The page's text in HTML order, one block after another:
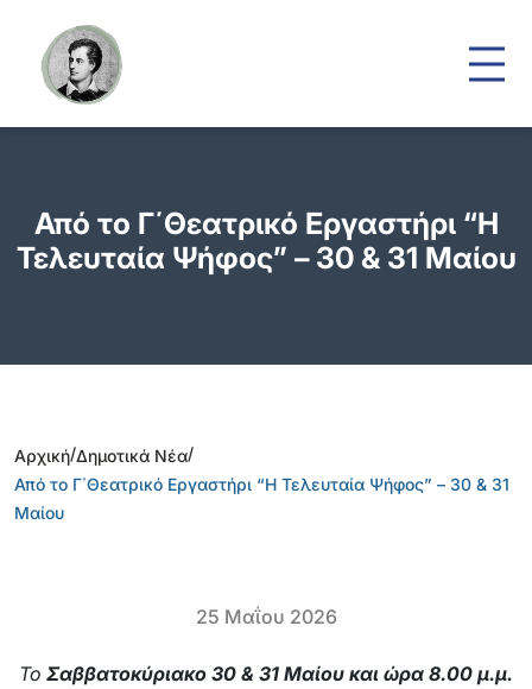
Από το Γ΄Θεατρικό Εργαστήρι “Η
Τελευταία Ψήφος” – 30 & 31 Μαίου
Αρχική/Δημοτικά Νέα/
Από το Γ΄Θεατρικό Εργαστήρι “Η Τελευταία Ψήφος” – 30 & 31
Μαίου
25 Μαΐου 2026
Το Σαββατοκύριακο 30 & 31 Μαίου και ώρα 8.00 μ.μ.